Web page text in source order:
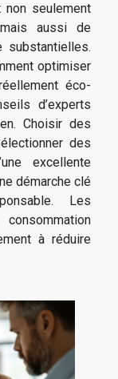
seulement
aussi de
substantielles.
optimiser
éco-
d’experts
Choisir des
des
excellente
démarche clé
Les
à réduire